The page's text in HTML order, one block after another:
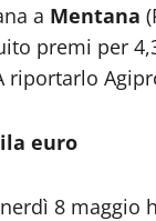
a Mentana
premi per
riportarlo
euro
8 maggio